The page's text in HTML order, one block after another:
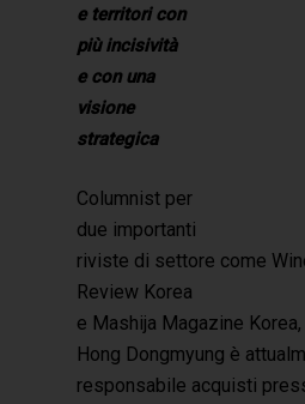
Hit enter to search or ESC to
e territori con
più incisività
e con una
visione
strategica
Columnist per
due importanti
riviste di settore come
Review Korea
e Mashija Magazine Korea,
Hong Dongmyung è
responsabile acquisti